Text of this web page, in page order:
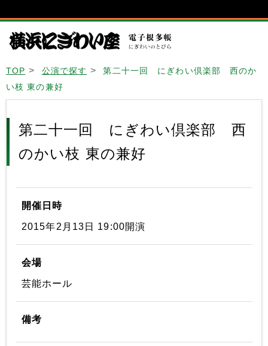
TOP 公演で探す
第二十一回 にぎわい倶楽部 西のか
い枝 東の兼好
第二十一回 にぎわい倶楽部 西
のかい枝 東の兼好
開催日時
2015年2月13日 19:00開演
会場
芸能ホール
備考